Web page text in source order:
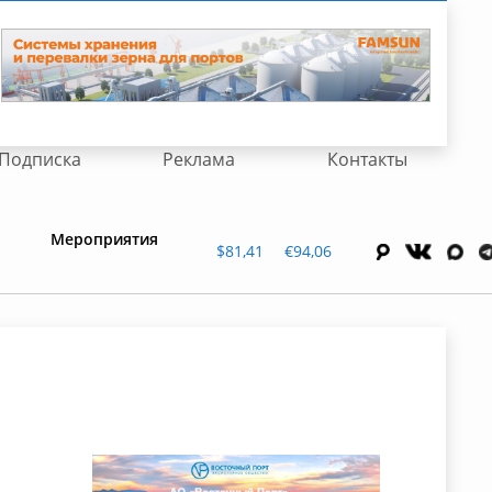
Реклама Контакты
Мероприятия
$81,41 €94,06